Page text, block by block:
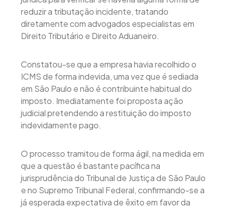
reduzir a tributação incidente, tratando
diretamente com advogados especialistas em
Direito Tributário e Direito Aduaneiro.
Constatou-se que a empresa havia recolhido o
ICMS de forma indevida, uma vez que é sediada
em São Paulo e não é contribuinte habitual do
imposto. Imediatamente foi proposta ação
judicial pretendendo a restituição do imposto
indevidamente pago.
O processo tramitou de forma ágil, na medida em
que a questão é bastante pacífica na
jurisprudência do Tribunal de Justiça de São Paulo
e no Supremo Tribunal Federal, confirmando-se a
já esperada expectativa de êxito em favor da